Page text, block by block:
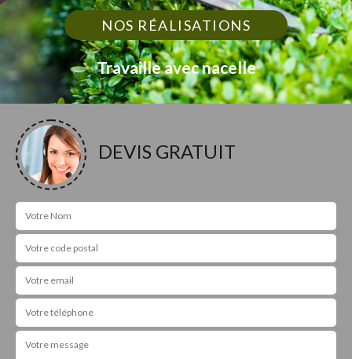
NOS RÉALISATIONS
Travaille avec nacelle
DEVIS GRATUIT